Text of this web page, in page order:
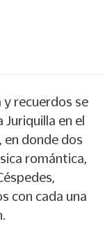
y recuerdos se
en el
en donde dos
romántica,
con cada una